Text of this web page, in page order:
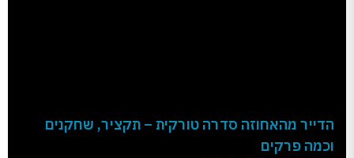
הדייר מהאחוזה סדרה טורקית – תקציר, שחקנים
וכמה פרקים